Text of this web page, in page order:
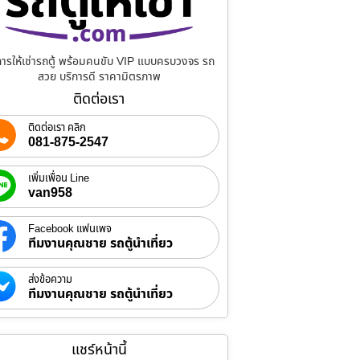
รให้เช่ารถตู้ พร้อมคนขับ VIP แบบครบวงจร รถ
สวย บริการดี ราคามิตรภาพ
ติดต่อเรา
ติดต่อเรา คลิก
081-875-2547
เพิ่มเพื่อน Line
van958
Facebook แฟนเพจ
ทีมงานคุณชาย รถตู้นำเที่ยว
ส่งข้อความ
ทีมงานคุณชาย รถตู้นำเที่ยว
แชร์หน้านี้